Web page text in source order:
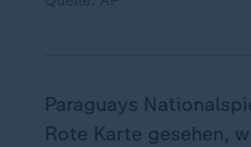
Paraguays
Rote Karte gesehen,